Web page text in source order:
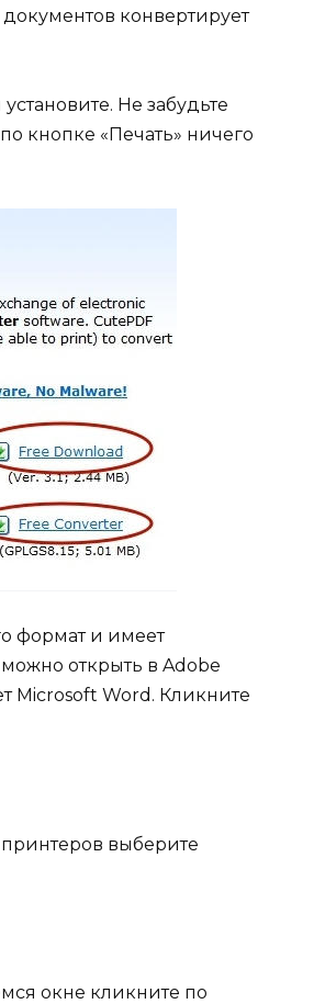
конвертирует
Не забудьте
кнопке «Печать» ничего
формат и имеет
открыть в Adobe
Microsoft Word. Кликните
принтеров выберите
окне кликните по